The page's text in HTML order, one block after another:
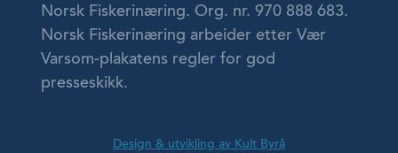
Norsk Fiskerinæring. Org. nr. 970 888 683.
Norsk Fiskerinæring arbeider etter Vær
Varsom-plakatens regler for god
presseskikk.
Design & utvikling av Kult Byrå